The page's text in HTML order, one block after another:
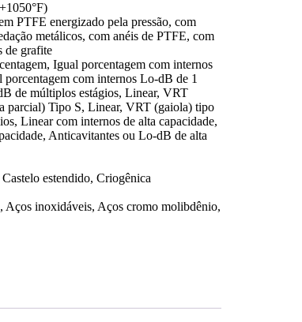
PTFE energizado pela pressão, com
metálicos, com anéis de PTFE, com
de grafite
Igual porcentagem com internos
com internos Lo-dB de 1
de múltiplos estágios, Linear, VRT
Tipo S, Linear, VRT (gaiola) tipo
Linear com internos de alta capacidade,
Anticavitantes ou Lo-dB de alta
estendido, Criogênica
Aços inoxidáveis, Aços cromo molibdênio,